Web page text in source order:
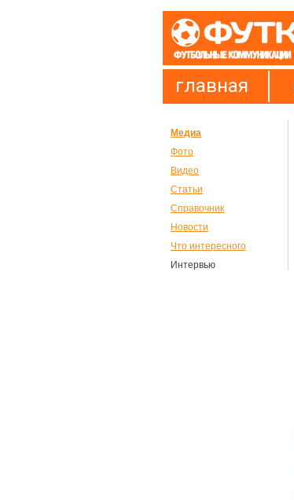
главная
Медиа
Фото
Видео
Статьи
Справочник
Новости
Что интересного
Интервью